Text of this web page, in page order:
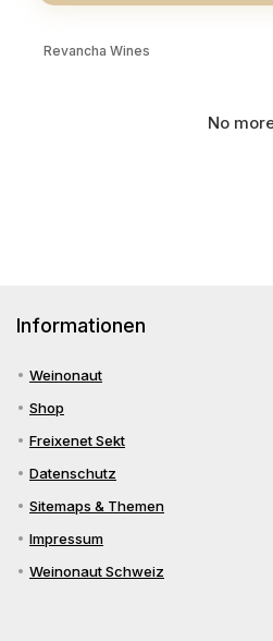
Revancha Wines
No
Informationen
Weinonaut
Shop
Freixenet Sekt
Datenschutz
Sitemaps & Themen
Impressum
Weinonaut Schweiz